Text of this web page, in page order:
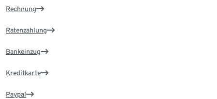
Rechnung
Ratenzahlung
Bankeinzug
Kreditkarte
Paypal